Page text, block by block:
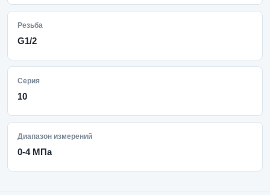
Резьба
G1/2
Серия
10
Диапазон измерений
0-4 МПа